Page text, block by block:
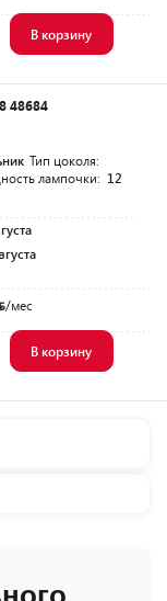
В корзину
48684
Тип цоколя:
лампочки: 12
/мес
В корзину